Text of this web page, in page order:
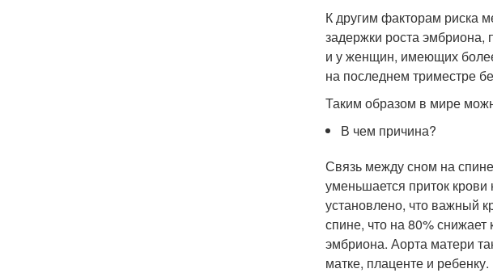
К другим факторам риска
задержки роста
и у женщин, имеющих
на последнем триместре
Таким образом в мире
В чем причина?
Связь между сном на
уменьшается приток
установлено, что важный
спине, что на 80% снижает
эмбриона. Аорта матери
матке, плаценте и ребенку.